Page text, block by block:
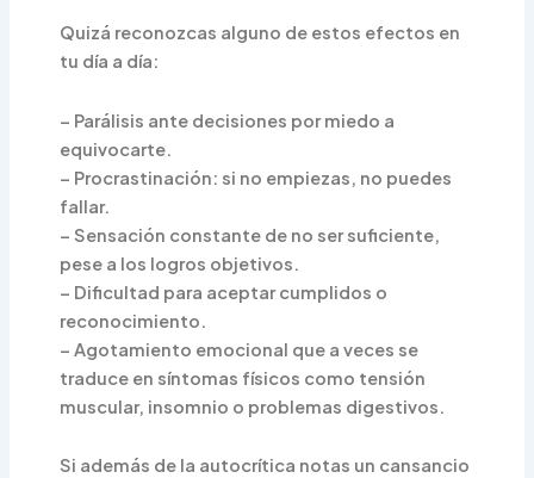
Quizá reconozcas alguno de estos efectos en
tu día a día:
– Parálisis ante decisiones por miedo a
equivocarte.
– Procrastinación: si no empiezas, no puedes
fallar.
– Sensación constante de no ser suficiente,
pese a los logros objetivos.
– Dificultad para aceptar cumplidos o
reconocimiento.
– Agotamiento emocional que a veces se
traduce en síntomas físicos como tensión
muscular, insomnio o problemas digestivos.
Si además de la autocrítica notas un cansancio